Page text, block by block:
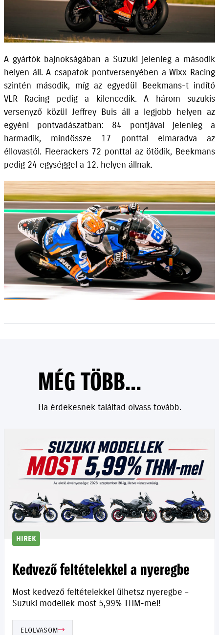
A gyártók bajnokságában a Suzuki jelenleg a második
helyen áll. A csapatok pontversenyében a Wixx Racing
szintén második, míg az egyedül Beekmans-t indító
VLR Racing pedig a kilencedik. A három suzukis
versenyző közül Jeffrey Buis áll a legjobb helyen az
egyéni pontvadászatban: 84 pontjával jelenleg a
harmadik, mindössze 17 ponttal elmaradva az
éllovastól. Fleerackers 72 ponttal az ötödik, Beekmans
pedig 24 egységgel a 12. helyen állnak.
MÉG TÖBB...
Ha érdekesnek találtad olvass tovább.
HÍREK
Kedvező feltételekkel a nyeregbe
Most kedvező feltételekkel ülhetsz nyeregbe –
Suzuki modellek most 5,99% THM-mel!
ELOLVASOM